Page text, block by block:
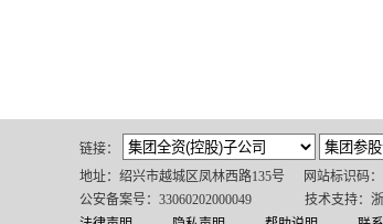
链接：
地址：绍兴市越城区凤林西路135号
网站标识码
公安备案号：33060202000049
技术支持：